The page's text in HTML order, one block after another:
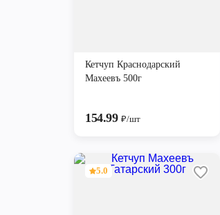
Кетчуп Краснодарский
Махеевъ 500г
154.99₽/шт
5.0